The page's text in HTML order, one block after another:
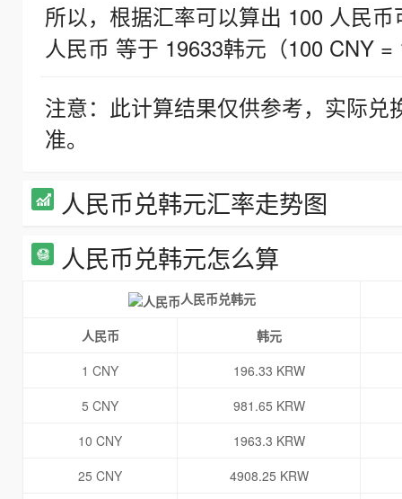
所以，根据汇率可以算出 100 人民
人民币 等于 19633韩元（100 CNY =
注意：此计算结果仅供参考，实际
准。
人民币兑韩元汇率走势图
人民币兑韩元怎么算
人民币兑韩元
人民币
韩元
1 CNY
196.33 KRW
5 CNY
981.65 KRW
10 CNY
1963.3 KRW
25 CNY
4908.25 KRW